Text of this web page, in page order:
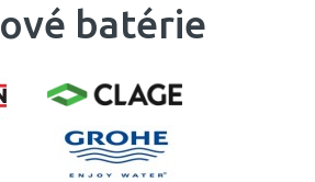
batérie